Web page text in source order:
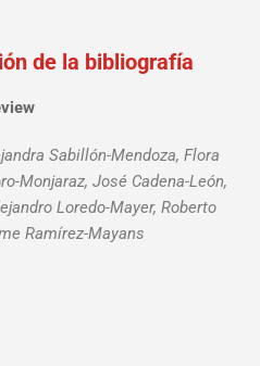
de la bibliografía
Sabillón-Mendoza, Flora
Monjaraz, José Cadena-León,
Loredo-Mayer, Roberto
Ramírez-Mayans